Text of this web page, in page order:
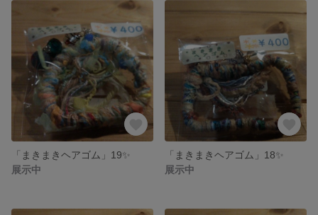
「まきまきヘアゴム」19✨
展示中
「まきまきヘアゴム」18✨
展示中